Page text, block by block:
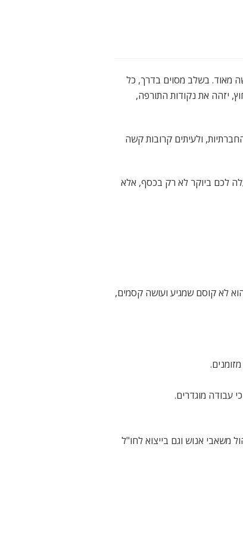
מאוד. בשלב מסוים בדרך, כל
יזהה את נקודות התורפה,
ולעיתים קרובות קשה
לכם ביוקר לא רק בכסף, אלא
לא קוסם שמגיע ועושה קסמים,
עבודה מוגדרים.
משאבי אנוש וגם בייצוא לחו"ל